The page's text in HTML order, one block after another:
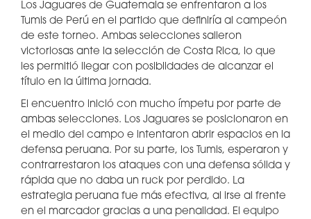
Los Jaguares de Guatemala se enfrentaron a los
Tumis de Perú en el partido que definiría al campeón
de este torneo. Ambas selecciones salieron
victoriosas ante la selección de Costa Rica, lo que
les permitió llegar con posiblidades de alcanzar el
título en la última jornada.
El encuentro inició con mucho ímpetu por parte de
ambas selecciones. Los Jaguares se posicionaron en
el medio del campo e intentaron abrir espacios en la
defensa peruana. Por su parte, los Tumis, esperaron y
contrarrestaron los ataques con una defensa sólida y
rápida que no daba un ruck por perdido. La
estrategia peruana fue más efectiva, al irse al frente
en el marcador gracias a una penalidad. El equipo